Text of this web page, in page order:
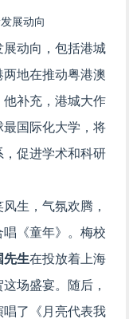
展动向
动向，包括港城
地在推动粤港澳
补充，港城大作
最国际化大学，将
促进学术和科研
生，气氛欢腾，
《童年》。梅校
先生在投放着上海
场盛宴。随后，
了《月亮代表我